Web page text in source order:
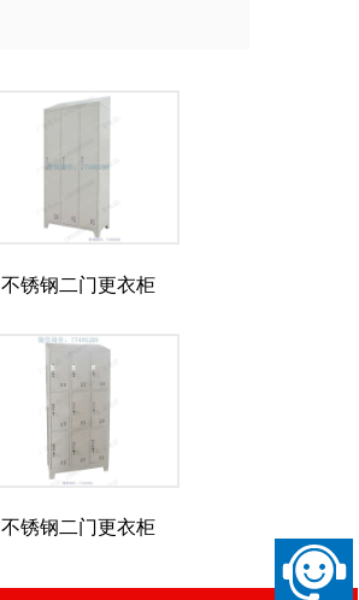
不锈钢二门更衣柜
不锈钢二门更衣柜